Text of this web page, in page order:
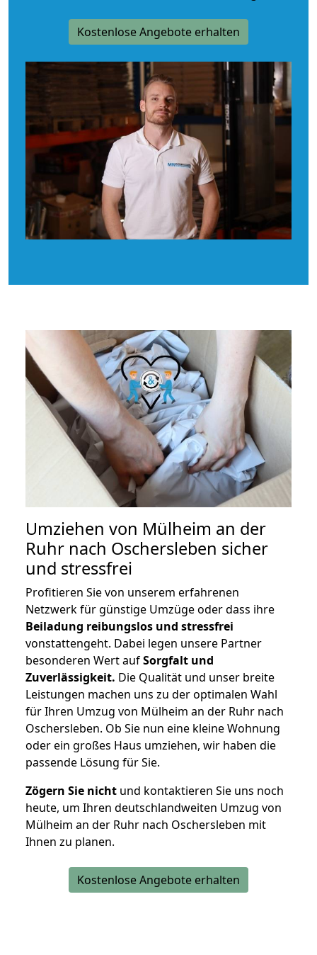
Kostenlose Angebote erhalten
Umziehen von Mülheim an der
Ruhr nach Oschersleben sicher
und stressfrei
Profitieren Sie von unserem erfahrenen
Netzwerk für günstige Umzüge oder dass ihre
Beiladung reibungslos und stressfrei
vonstattengeht. Dabei legen unsere Partner
besonderen Wert aufSorgfalt und
Zuverlässigkeit. Die Qualität und unser breite
Leistungen machen uns zu der optimalen Wahl
für Ihren Umzug von Mülheim an der Ruhr nach
Oschersleben. Ob Sie nun eine kleine Wohnung
oder ein großes Haus umziehen, wir haben die
passende Lösung für Sie.
Zögern Sie nicht und kontaktieren Sie uns noch
heute, um Ihren deutschlandweiten Umzug von
Mülheim an der Ruhr nach Oschersleben mit
Ihnen zu planen.
Kostenlose Angebote erhalten